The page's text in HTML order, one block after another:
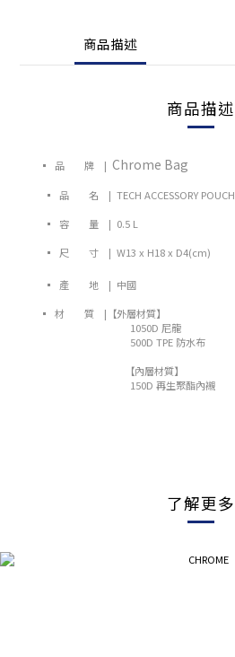
商品描述
商品描述
▪ 品 牌 | Chrome Bag
▪ 品 名 | TECH ACCESSORY POUCH
▪ 容 量 | 0.5 L
▪ 尺 寸 | W13 x H18 x D4(cm)
▪ 產 地 | 中國
▪ 材 質 |【外層材質】
1050D 尼龍
500D TPE 防水布
【內層材質】
150D 再生聚酯內襯
了解更多